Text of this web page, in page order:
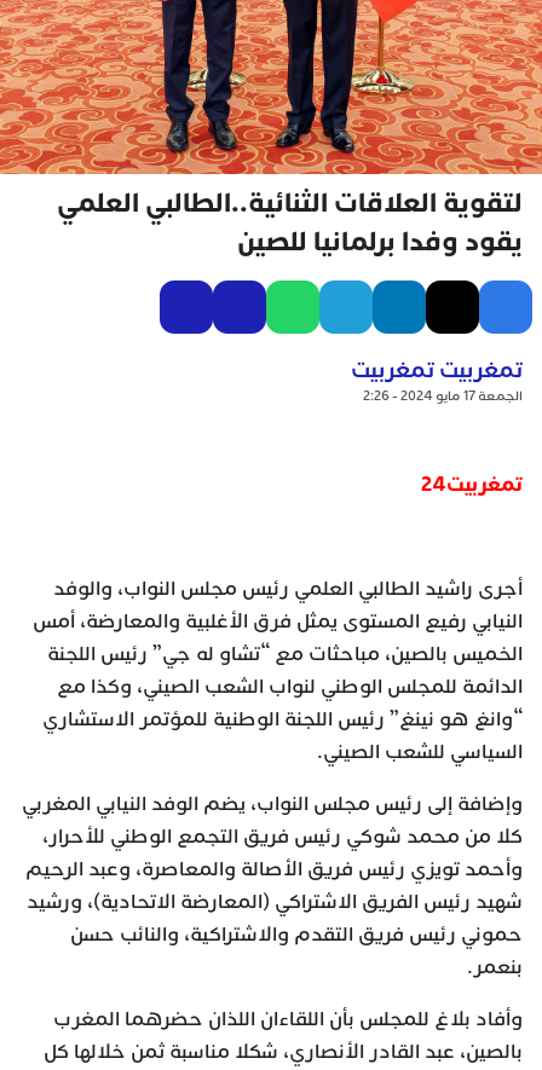
لتقوية العلاقات الثنائية..الطالبي العلمي
يقود وفدا برلمانيا للصين
تمغربيت تمغربيت
الجمعة 17 مايو 2024 - 2:26
تمغربيت24
أجرى راشيد الطالبي العلمي رئيس مجلس النواب، والوفد
النيابي رفيع المستوى يمثل فرق الأغلبية والمعارضة، أمس
الخميس بالصين، مباحثات مع “تشاو له جي” رئيس اللجنة
الدائمة للمجلس الوطني لنواب الشعب الصيني، وكذا مع
“وانغ هو نينغ” رئيس اللجنة الوطنية للمؤتمر الاستشاري
السياسي للشعب الصيني.
وإضافة إلى رئيس مجلس النواب، يضم الوفد النيابي المغربي
كلا من محمد شوكي رئيس فريق التجمع الوطني للأحرار،
وأحمد تويزي رئيس فريق الأصالة والمعاصرة، وعبد الرحيم
شهيد رئيس الفريق الاشتراكي (المعارضة الاتحادية)، ورشيد
حموني رئيس فريق التقدم والاشتراكية، والنائب حسن
بنعمر.
وأفاد بلاغ للمجلس بأن اللقاءان اللذان حضرهما المغرب
بالصين، عبد القادر الأنصاري، شكلا مناسبة ثمن خلالها كل